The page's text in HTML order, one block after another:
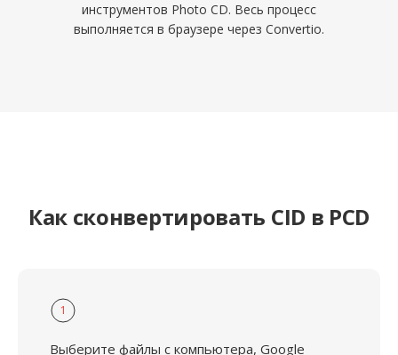
инструментов Photo CD. Весь процесс
выполняется в браузере через Convertio.
Как сконвертировать CID в PCD
1
Выберите файлы с компьютера, Google